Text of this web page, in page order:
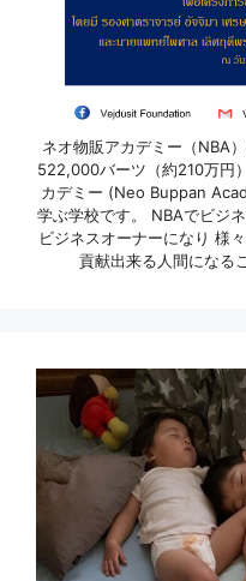
ネオ物販アカデミー（NBA
522,000バーツ（約210万円
カデミー (Neo Buppan
学ぶ学校です。 NBAでビジ
ビジネスオーナーになり 様
貢献出来る人間になる